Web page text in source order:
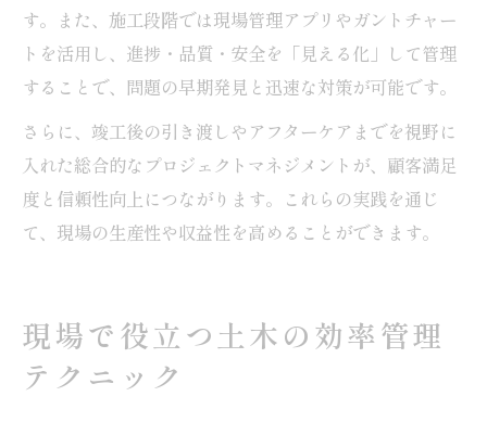
す。また、施工段階では現場管理アプリやガントチャー
トを活用し、進捗・品質・安全を「見える化」して管理
することで、問題の早期発見と迅速な対策が可能です。
さらに、竣工後の引き渡しやアフターケアまでを視野に
入れた総合的なプロジェクトマネジメントが、顧客満足
度と信頼性向上につながります。これらの実践を通じ
て、現場の生産性や収益性を高めることができます。
現場で役立つ土木の効率管理
テクニック